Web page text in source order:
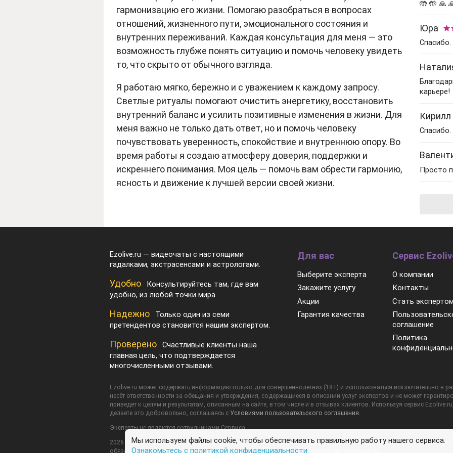
Прогноз астролога
Советы астролога
Натальная карта
Гадание на кофейной
Гадание на имя
Гадание на мужа
Гадание на работу
Советы гадалки
Карта рождения
Карта судьбы
психологи
Эзотерические
Нумерология
рождения
Нумерологи
Рейки
Гадание по руке
Оракулы
Толкователи снов
Фэн-Шуй
Маги
с мужем
Гадание на перемены
Гадания на картах
Гадания на рунах
гармонизацию его жизни. Помогаю разобраться в вопросах
отношений, жизненного пути, эмоционального состояния и
внутренних переживаний. Каждая консультация для меня — это
возможность глубже понять ситуацию и помочь человеку увидеть
то, что скрыто от обычного взгляда.
Я работаю мягко, бережно и с уважением к каждому запросу.
Светлые ритуалы помогают очистить энергетику, восстановить
внутренний баланс и усилить позитивные изменения в жизни. Для
меня важно не только дать ответ, но и помочь человеку
почувствовать уверенность, спокойствие и внутреннюю опору. Во
время работы я создаю атмосферу доверия, поддержки и
искреннего понимания. Моя цель — помочь вам обрести гармонию,
ясность и движение к лучшей версии своей жизни.
🤲 🤲 🙏
Юра
Спасибо.
карьере!
Кирилл
Спасибо.
Просто
Ezolive.ru — видеочаты с настоящими
гадалками, экстрасенсами и астрологами.
Удобно
Консультируйтесь там, где вам
удобно, из любой точки мира.
Надежно
Только один из семи
претендентов становится нашим экспертом.
Проверено
Счастливые клиенты наша
главная цель, что подтверждается
многочисленными отзывами.
Для вас
Выберите эксперта
Закажите услугу
Акции
Гарантия качества
Сервис
О компании
Контакты
Стать экспертом
соглашение
Политика
Ezolive.ru может содержать информацию только для совершеннолетних (18+) и использоваться исключительно в
несёт ответственности за обещания и утверждения, содержащиеся в описании услуг экспертов и не может
приведет к целям и результатам, описанным на сайте, в том числе и в отзывах клиентов. Используя сервис
делаете это добровольно, соглашаясь с Условиями пользовательского соглашения
Эксперты не являются сотрудниками Сервиса.
2026 © Ezolive.ru Все права защищены. Любое использование материалов сайта допускается только с разрешения
обязательного размещения активной ссылки на Ezolive.ru (см.Соблюдение авторских прав
Мы используем файлы cookie, чтобы обеспечивать правильную работу нашего сервиса.
Ознакомьтесь с политикой конфиденциальности